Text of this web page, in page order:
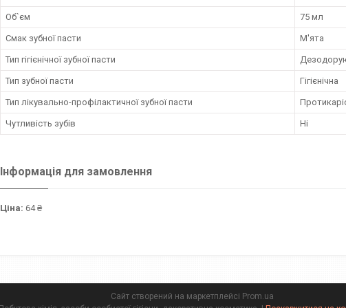
Об`єм 75 мл
Смак зубної пасти М'ята
Тип гігієнічної зубної пасти
Тип зубної пасти Гігієнічна
Тип лікувально-профілактичної зубної пасти
Чутливість зубів Ні
Інформація для замовлення
Ціна: 64 ₴
Сайт створений на маркетплейсі Prom.ua